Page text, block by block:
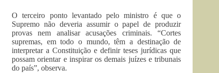
O terceiro ponto levantado pelo ministro é que o
Supremo não deveria assumir o papel de produzir
provas nem analisar acusações criminais. “Cortes
supremas, em todo o mundo, têm a destinação de
interpretar a Constituição e definir teses jurídicas que
possam orientar e inspirar os demais juízes e tribunais
do país”, observa.